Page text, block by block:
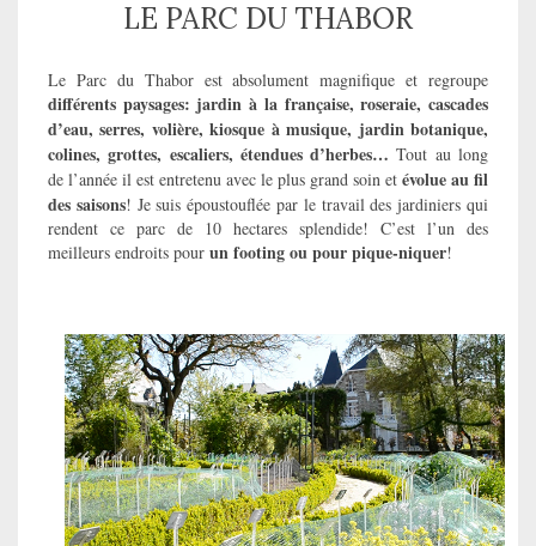
LE PARC DU THABOR
Le Parc du Thabor est absolument magnifique et regroupe
différents paysages: jardin à la française, roseraie, cascades
d’eau, serres, volière, kiosque à musique, jardin botanique,
colines, grottes, escaliers, étendues d’herbes… Tout au long
de l’année il est entretenu avec le plus grand soin et évolue au fil
des saisons! Je suis époustouflée par le travail des jardiniers qui
rendent ce parc de 10 hectares splendide! C’est l’un des
meilleurs endroits pour un footing ou pour pique-niquer!